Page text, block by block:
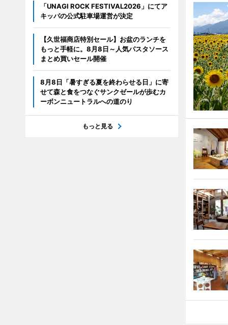
「UNAGI ROCK FESTIVAL2026」にてア
キッパの公式駐車場運営が決定
【久世福商店特別セール】お盆のランチを
もっと手軽に。8月8日～人気パスタソース
まとめ買いセール開催
8月8日「暑すぎる夏を終わらせる日」に寄
せて森と食をつなぐサンクゼールが歩むカ
ーボンニュートラルへの道のり
もっと見る